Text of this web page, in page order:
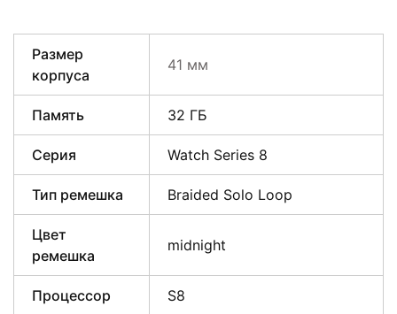
Размер
корпуса
41 мм
Память 32 ГБ
Серия Watch Series 8
Тип ремешка Braided Solo Loop
Цвет
ремешка
midnight
Процессор S8